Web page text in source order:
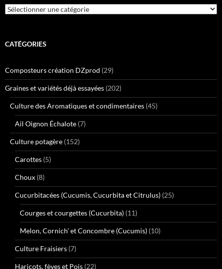
Catégories
CATÉGORIES
Composteurs création DZprod (29)
Graines et variétés déjà essayées (202)
Culture des Aromatiques et condimentaires (45)
Ail Oignon Échalote (7)
Culture potagère (152)
Carottes (5)
Choux (8)
Cucurbitacées (Cucumis, Cucurbita et Citrulus) (25)
Courges et courgettes (Cucurbita) (11)
Melon, Cornich' et Concombre (Cucumis) (10)
Culture Fraisiers (7)
Haricots, fèves et Pois (22)